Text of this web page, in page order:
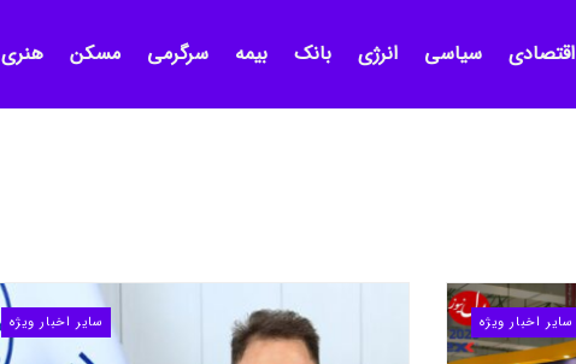
اقتصادی سیاسی انرژی بانک بیمه سرگرمی مسکن هنری
سایر اخبار ویژه سایر اخبار ویژه